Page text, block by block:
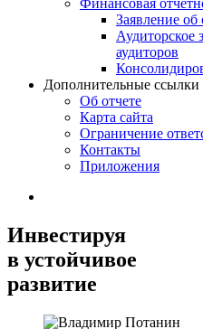
Финансовая
Заявление об
Аудиторское
аудиторов
Дополнительные ссылки
Об отчете
Карта сайта
Ограничение
Контакты
Приложения
Инвестируя
в устойчивое
развитие